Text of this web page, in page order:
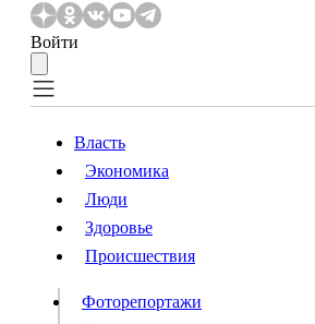
Войти
Власть
Происшествия
Видео
Власть
Экономика
Люди
Здоровье
Происшествия
Фоторепортажи